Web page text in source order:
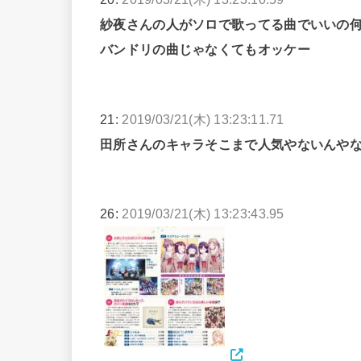
紗夜さんの人がソロで歌ってる曲でいいの
バンドリの曲じゃなくてもオッケー
21: 2019/03/21(木) 13:23:11.71
田所さんのキャラそこまで人気やないんや
26: 2019/03/21(木) 13:23:43.95